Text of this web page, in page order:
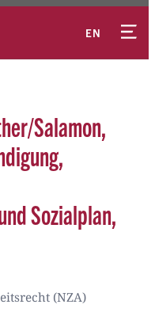
EN
Salamon,
Sozialplan,
(NZA)